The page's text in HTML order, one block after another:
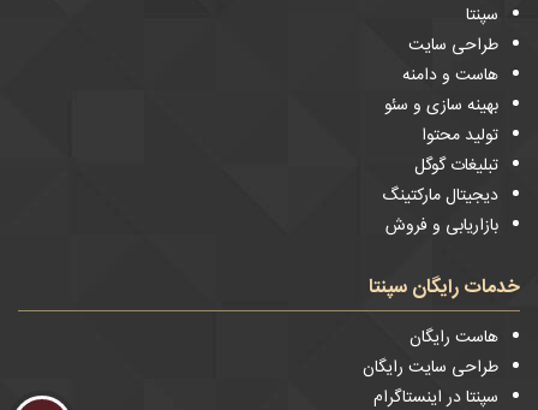
سپنتا
طراحی سایت
هاست و دامنه
بهینه سازی و سئو
تولید محتوا
تبلیغات گوگل
دیجیتال مارکتینگ
بازاریابی و فروش
خدمات رایگان سپنتا
هاست رایگان
طراحی سایت رایگان
سپنتا در اینستاگرام